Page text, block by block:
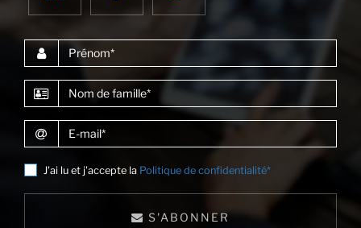
Prénom
Nom de famille
E-mail
J'ai lu et j'accepte la Politique de confidentialité*
S'ABONNER